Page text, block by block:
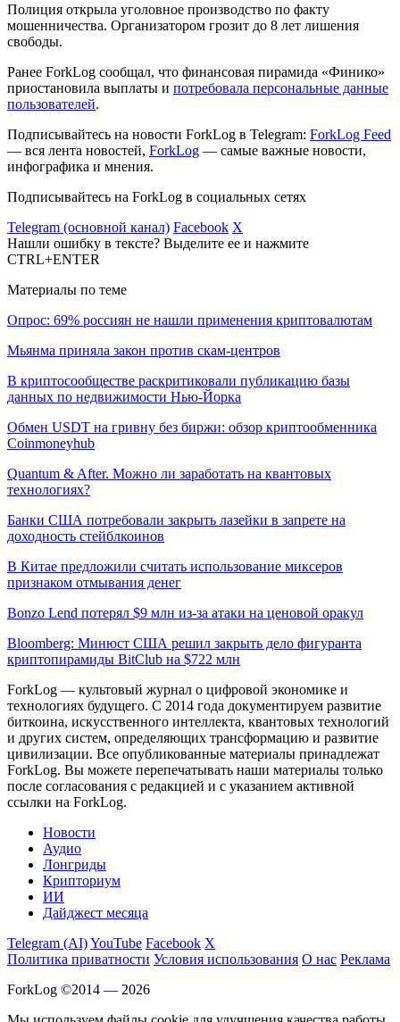
Полиция открыла уголовное производство по факту
мошенничества. Организатором грозит до 8 лет лишения
свободы.
Ранее ForkLog сообщал, что финансовая пирамида «Финико»
приостановила выплаты и потребовала персональные данные
пользователей.
Подписывайтесь на новости ForkLog в Telegram: ForkLog Feed
— вся лента новостей, ForkLog — самые важные новости,
инфографика и мнения.
Подписывайтесь на ForkLog в социальных сетях
Telegram (основной канал) Facebook X
Нашли ошибку в тексте? Выделите ее и нажмите
CTRL+ENTER
Материалы по теме
Опрос: 69% россиян не нашли применения криптовалютам
Мьянма приняла закон против скам-центров
В криптосообществе раскритиковали публикацию базы
данных по недвижимости Нью-Йорка
Обмен USDT на гривну без биржи: обзор криптообменника
Coinmoneyhub
Quantum & After. Можно ли заработать на квантовых
технологиях?
Банки США потребовали закрыть лазейки в запрете на
доходность стейблкоинов
В Китае предложили считать использование миксеров
признаком отмывания денег
Bonzo Lend потерял $9 млн из-за атаки на ценовой оракул
Bloomberg: Минюст США решил закрыть дело фигуранта
криптопирамиды BitClub на $722 млн
ForkLog — культовый журнал о цифровой экономике и
технологиях будущего. С 2014 года документируем развитие
биткоина, искусственного интеллекта, квантовых технологий
и других систем, определяющих трансформацию и развитие
цивилизации. Все опубликованные материалы принадлежат
ForkLog. Вы можете перепечатывать наши материалы только
после согласования с редакцией и с указанием активной
ссылки на ForkLog.
Новости
Аудио
Лонгриды
Крипториум
ИИ
Дайджест месяца
Telegram (AI)YouTube Facebook X
Политика приватности Условия использования О нас Реклама
ForkLog ©2014 — 2026